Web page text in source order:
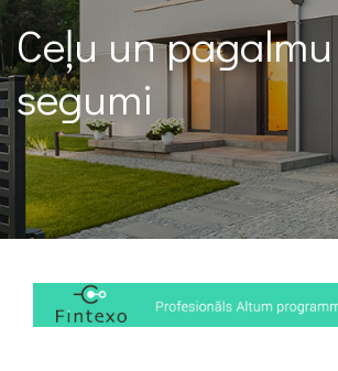
Ceļu un pagalmu
segumi